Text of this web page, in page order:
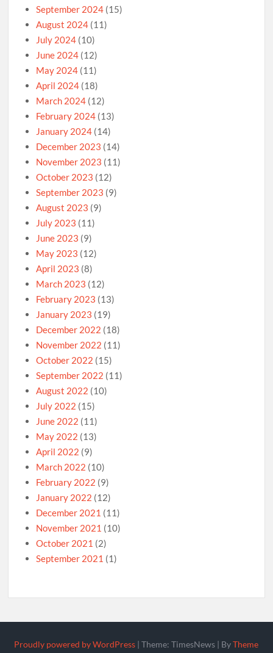
September 2024 (15)
August 2024 (11)
July 2024 (10)
June 2024 (12)
May 2024 (11)
April 2024 (18)
March 2024 (12)
February 2024 (13)
January 2024 (14)
December 2023 (14)
November 2023 (11)
October 2023 (12)
September 2023 (9)
August 2023 (9)
July 2023 (11)
June 2023 (9)
May 2023 (12)
April 2023 (8)
March 2023 (12)
February 2023 (13)
January 2023 (19)
December 2022 (18)
November 2022 (11)
October 2022 (15)
September 2022 (11)
August 2022 (10)
July 2022 (15)
June 2022 (11)
May 2022 (13)
April 2022 (9)
March 2022 (10)
February 2022 (9)
January 2022 (12)
December 2021 (11)
November 2021 (10)
October 2021 (2)
September 2021 (1)
Proudly powered by WordPress |Theme: TimesNews | ByTheme